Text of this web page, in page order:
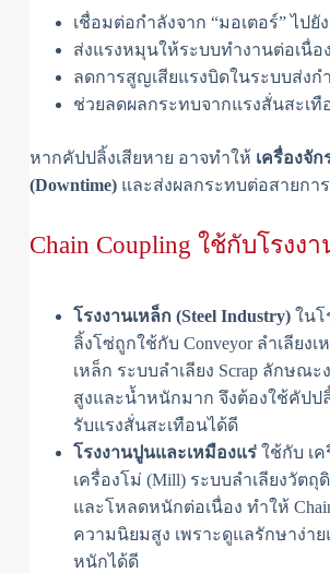
เชื่อมต่อกำลังจาก “มอเตอร์” ไปยัง
ส่งแรงหมุนให้ระบบทำงานต่อเนื่อง
ลดการสูญเสียแรงบิดในระบบส่งก
ช่วยลดผลกระทบจากแรงสั่นสะเทื
หากคัปปลิ้งเสียหาย อาจทำให้ เครื่องจั
(Downtime)และส่งผลกระทบต่อสายกา
Chain Coupling ใช้กับโรงง
โรงงานเหล็ก (Steel Industry)ในโ
ลิ้งโซ่ถูกใช้กับ Conveyor ลำเลียงเ
เหล็ก ระบบลำเลียง Scrap ลักษณ
สูงและน้ำหนักมาก จึงต้องใช้คัปป
รับแรงสั่นสะเทือนได้ดี
โรงงานปูนและเหมืองแร่ใช้กับ เค
เครื่องโม่ (Mill) ระบบลำเลียงวัต
และโหลดหนักต่อเนื่อง ทำให้
ความนิยมสูง เพราะดูแลรักษาง่า
หนักได้ดี